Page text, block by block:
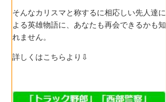
そんなカリスマと称するに相応しい先人達に
よる英雄物語に、あなたも再会できるかも知
れません。
詳しくはこちらより⇩